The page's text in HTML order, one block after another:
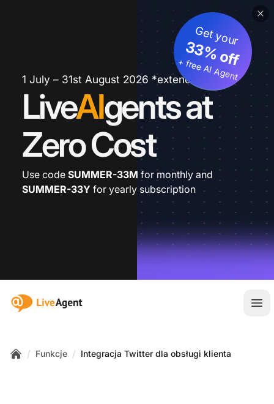
1 July – 31st August 2026 *extended
LiveAIgents at
Zero Cost
Get your
33% off
+ free AI Agent
Use code SUMMER-33M for monthly and
SUMMER-33Y for yearly subscription
:site.title
/ Funkcje / Integracja Twitter dla obsługi klienta